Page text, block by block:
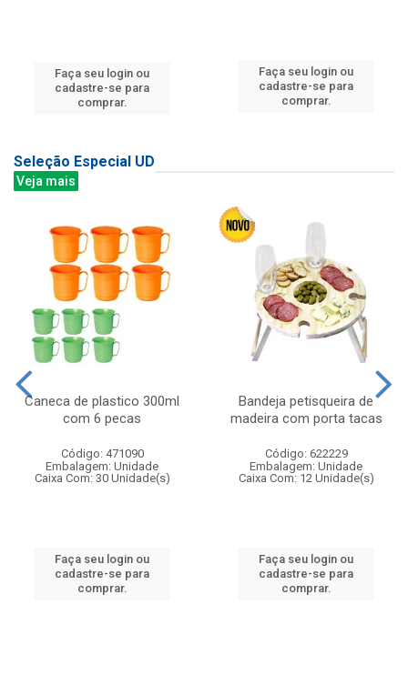
Faça seu login ou
cadastre-se para
comprar.
Faça seu login ou
cadastre-se para
comprar.
Seleção Especial UD
Veja mais
Caneca de plastico 300ml
com 6 pecas
Código: 471090
Embalagem: Unidade
Caixa Com: 30 Unidade(s)
Faça seu login ou
cadastre-se para
comprar.
Bandeja petisqueira de
madeira com porta tacas
Código: 622229
Embalagem: Unidade
Caixa Com: 12 Unidade(s)
Faça seu login ou
cadastre-se para
comprar.